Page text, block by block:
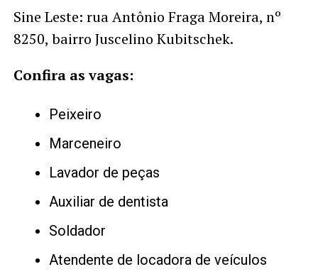
Sine Leste: rua Antônio Fraga Moreira, nº
8250, bairro Juscelino Kubitschek.
Confira as vagas:
Peixeiro
Marceneiro
Lavador de peças
Auxiliar de dentista
Soldador
Atendente de locadora de veículos